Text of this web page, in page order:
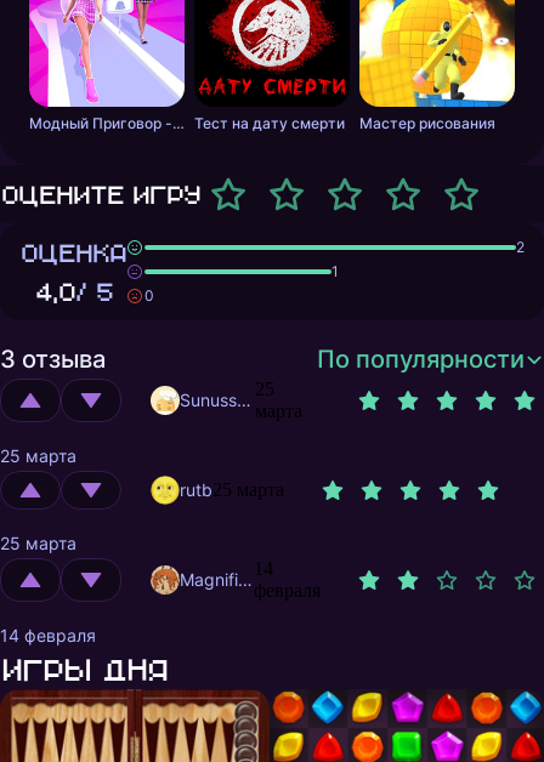
Модный Приговор - Одевалки для Девочек Тест на дату смерти Мастер рисования
Оцените игру
ОЦЕНКА
4,0/ 5
2
1
0
3 отзыва По популярности
Sunusstex
25
марта
25 марта
rutb25 марта
25 марта
MagnificentMrFox
14
февраля
14 февраля
Игры дня